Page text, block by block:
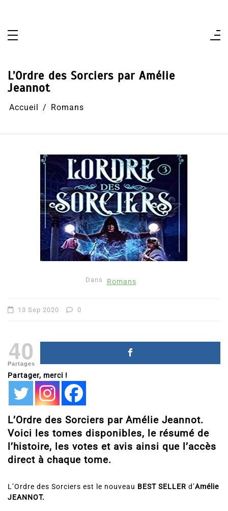
L’Ordre des Sorciers par Amélie
Jeannot
Accueil Romans
Dans Romans
13 Sep 2020 0
40
Partages
Partager, merci !
L’Ordre des Sorciers par Amélie Jeannot.
Voici les tomes disponibles, le résumé de
l’histoire, les votes et avis ainsi que l’accès
direct à chaque tome.
L’Ordre des Sorciers est le nouveau BEST SELLER d’Amélie
JEANNOT.